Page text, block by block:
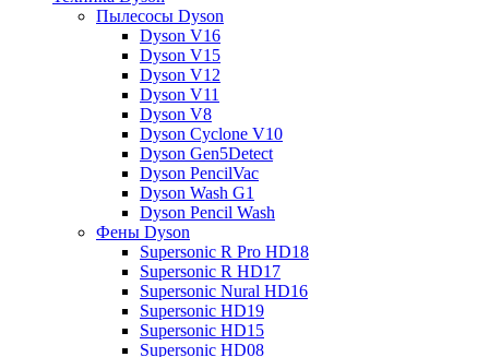
Пылесосы Dyson
Dyson V16
Dyson V15
Dyson V12
Dyson V11
Dyson V8
Dyson Cyclone V10
Dyson Gen5Detect
Dyson PencilVac
Dyson Wash G1
Dyson Pencil Wash
Фены Dyson
Supersonic R Pro HD18
Supersonic R HD17
Supersonic Nural HD16
Supersonic HD19
Supersonic HD15
Supersonic HD08